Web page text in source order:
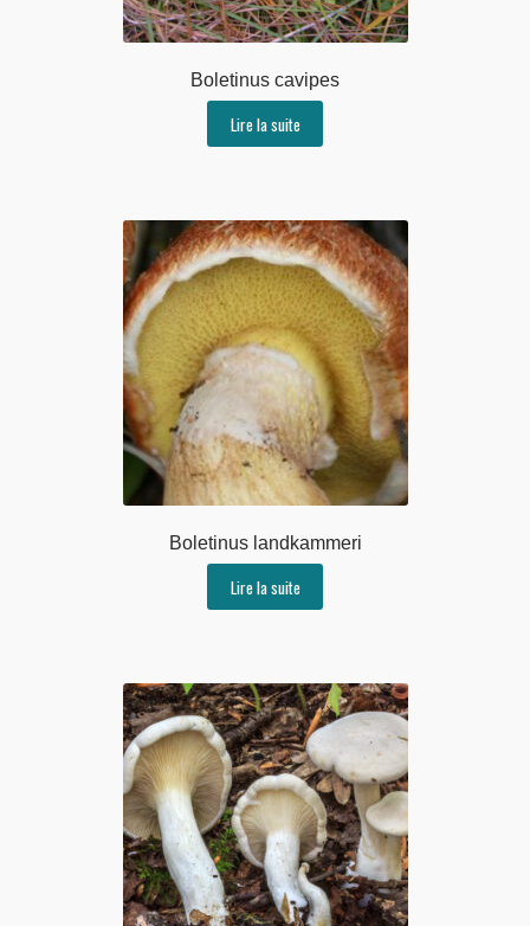
Boletinus cavipes
Lire la suite
Boletinus landkammeri
Lire la suite